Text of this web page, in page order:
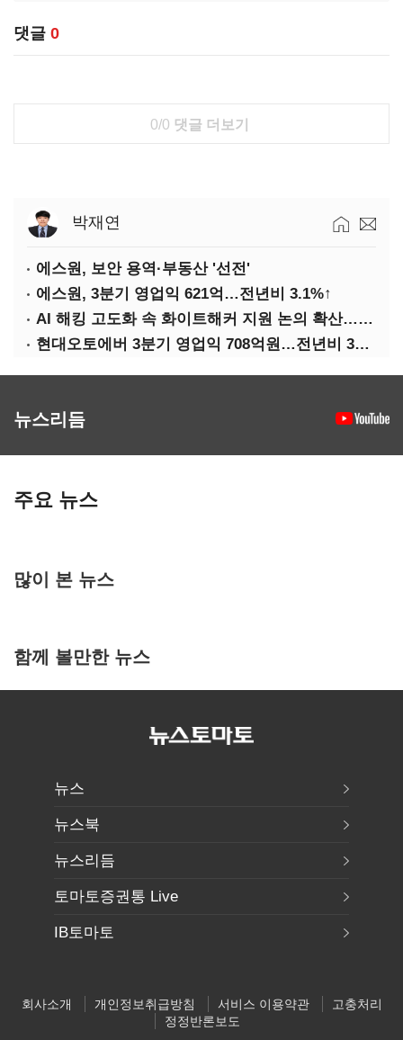
댓글 0
0/0 댓글 더보기
박재연
에스원, 보안 용역·부동산 '선전'
에스원, 3분기 영업익 621억…전년비 3.1%↑
AI 해킹 고도화 속 화이트해커 지원 논의 확산…'버그바운티' 재조명
현대오토에버 3분기 영업익 708억원…전년비 34.8%↑
뉴스리듬
주요 뉴스
많이 본 뉴스
함께 볼만한 뉴스
뉴스
뉴스북
뉴스리듬
토마토증권통 Live
IB토마토
회사소개 개인정보취급방침 서비스 이용약관
고충처리
정정반론보도